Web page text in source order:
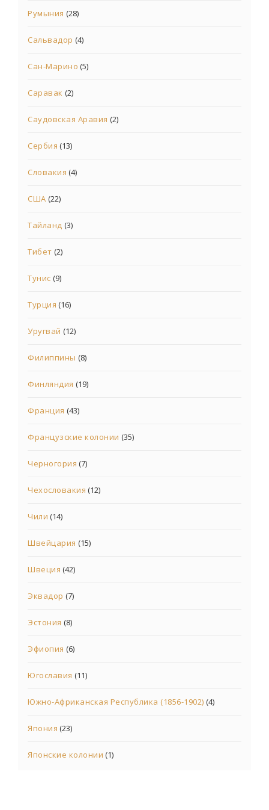
Румыния (28)
Сальвадор (4)
Сан-Марино (5)
Саравак (2)
Саудовская Аравия (2)
Сербия (13)
Словакия (4)
США (22)
Тайланд (3)
Тибет (2)
Тунис (9)
Турция (16)
Уругвай (12)
Филиппины (8)
Финляндия (19)
Франция (43)
Французские колонии (35)
Черногория (7)
Чехословакия (12)
Чили (14)
Швейцария (15)
Швеция (42)
Эквадор (7)
Эстония (8)
Эфиопия (6)
Югославия (11)
Южно-Африканская Республика (1856-1902) (4)
Япония (23)
Японские колонии (1)